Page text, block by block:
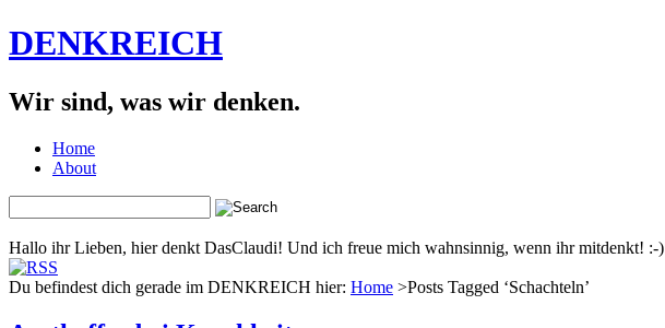
DENKREICH
Wir sind, was wir denken.
Home
About
Hallo ihr Lieben, hier denkt DasClaudi! Und ich freue mich wahnsinnig, wenn ihr mitdenkt! :-)
Du befindest dich gerade im DENKREICH hier: Home >Posts Tagged ‘Schachteln’